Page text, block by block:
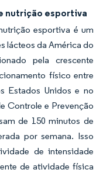
nutrição esportiva
esportiva é um
lácteos da América do
pela crescente
físico entre
Estados Unidos e no
Controle e Prevenção
de 150 minutos de
por semana. Isso
de intensidade
de atividade física